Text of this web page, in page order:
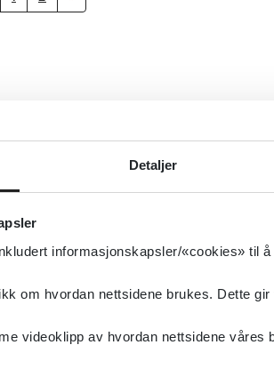
Detaljer
informasjonskapsler/«cookies» til
om hvordan nettsidene brukes. Dette
videoklipp av hvordan nettsidene våres